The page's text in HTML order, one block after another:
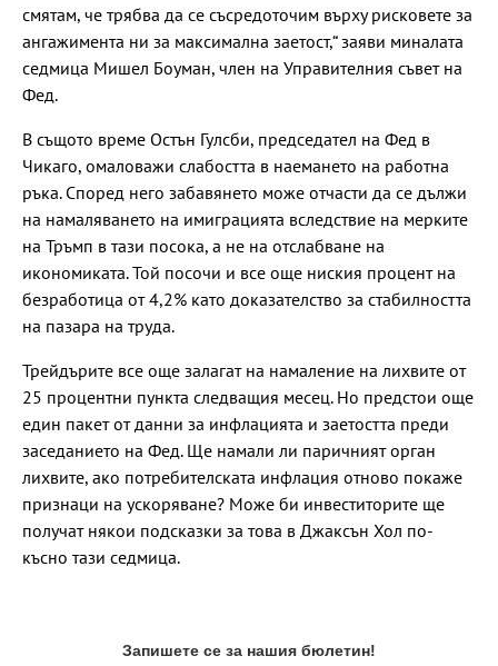
смятам, че трябва да се съсредоточим върху рисковете за
ангажимента ни за максимална заетост,“ заяви миналата
седмица Мишел Боуман, член на Управителния съвет на
Фед.
В същото време Остън Гулсби, председател на Фед в
Чикаго, омаловажи слабостта в наемането на работна
ръка. Според него забавянето може отчасти да се дължи
на намаляването на имиграцията вследствие на мерките
на Тръмп в тази посока, а не на отслабване на
икономиката. Той посочи и все още ниския процент на
безработица от 4,2% като доказателство за стабилността
на пазара на труда.
Трейдърите все още залагат на намаление на лихвите от
25 процентни пункта следващия месец. Но предстои още
един пакет от данни за инфлацията и заетостта преди
заседанието на Фед. Ще намали ли паричният орган
лихвите, ако потребителската инфлация отново покаже
признаци на ускоряване? Може би инвеститорите ще
получат някои подсказки за това в Джаксън Хол по-
късно тази седмица.